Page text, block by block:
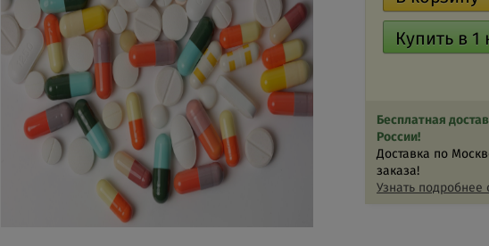
Бесплатная
России!
Доставка по
заказа!
Узнать подробнее